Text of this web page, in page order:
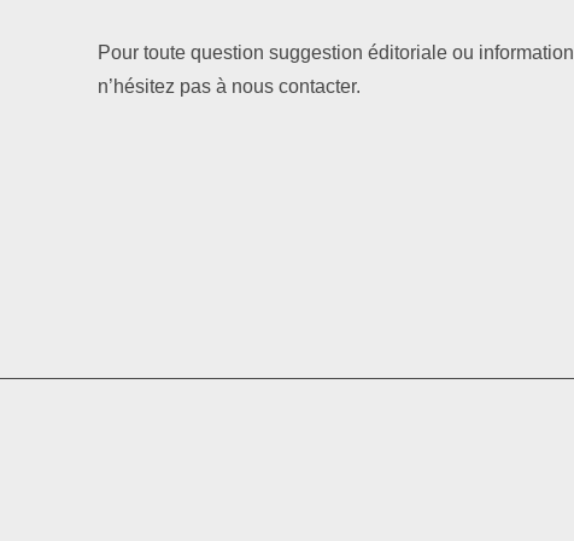
Pour toute question suggestion éditoriale ou information
n’hésitez pas à nous contacter.